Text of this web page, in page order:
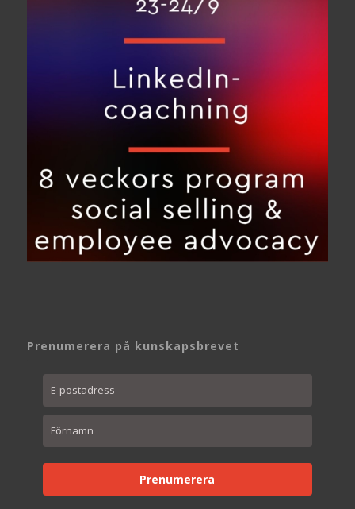
Prenumerera på kunskapsbrevet
Prenumerera